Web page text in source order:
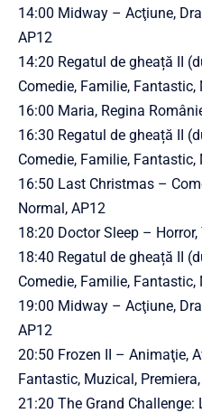
14:00 Midway – Acţiune,
AP12
14:20 Regatul de gheață II
Comedie, Familie, Fantastic,
16:00 Maria, Regina
16:30 Regatul de gheață II
Comedie, Familie, Fantastic,
16:50 Last Christmas –
Normal, AP12
18:20 Doctor Sleep –
18:40 Regatul de gheață II
Comedie, Familie, Fantastic,
19:00 Midway – Acţiune,
AP12
20:50 Frozen II – Animaţie,
Fantastic, Muzical, Premiera,
21:20 The Grand Challenge: